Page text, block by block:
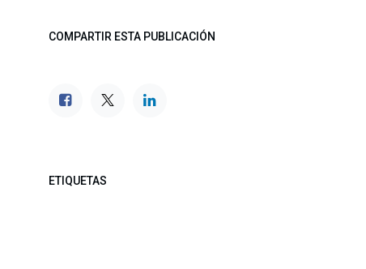
COMPARTIR ESTA PUBLICACIÓN
ETIQUETAS